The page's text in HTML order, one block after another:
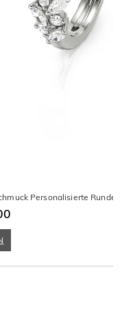
Personalisierte Runde